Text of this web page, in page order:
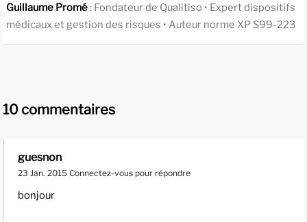
Guillaume Promé: Fondateur de Qualitiso • Expert dispositifs
médicaux et gestion des risques • Auteur norme XP S99-223
10 commentaires
guesnon
23 Jan. 2015 Connectez-vous pour répondre
bonjour